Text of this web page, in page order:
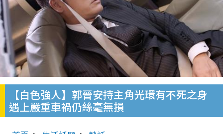
【白色強人】郭晉安持主角光環有不死之身
遇上嚴重車禍仍絲毫無損